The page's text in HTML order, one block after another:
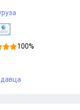
100%